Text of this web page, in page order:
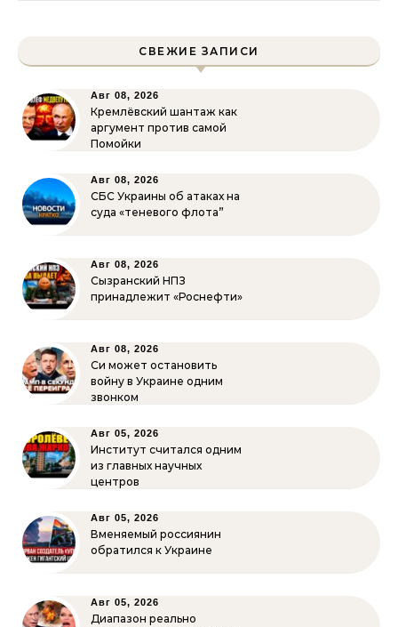
СВЕЖИЕ ЗАПИСИ
Авг 08, 2026
Кремлёвский шантаж как
аргумент против самой
Помойки
Авг 08, 2026
СБС Украины об атаках на
суда «теневого флота”
Авг 08, 2026
Сызранский НПЗ
принадлежит «Роснефти»
Авг 08, 2026
Си может остановить
войну в Украине одним
звонком
Авг 05, 2026
Институт считался одним
из главных научных
центров
Авг 05, 2026
Вменяемый россиянин
обратился к Украине
Авг 05, 2026
Диапазон реально